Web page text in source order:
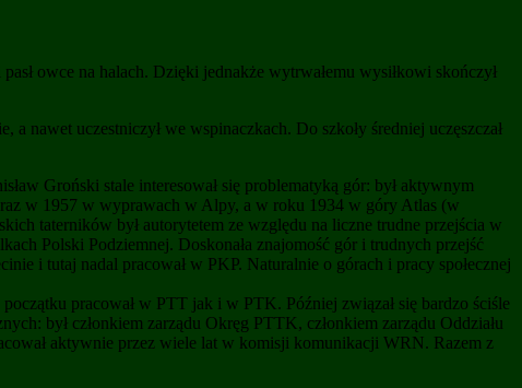
owce na halach. Dzięki jednakże wytrwałemu wysiłkowi skończył
nawet uczestniczył we wspinaczkach. Do szkoły średniej uczęszczał
Groński stale interesował się problematyką gór: był aktywnym
w 1957 w wyprawach w Alpy, a w roku 1934 w góry Atlas (w
taterników był autorytetem ze względu na liczne trudne przejścia w
Polski Podziemnej. Doskonała znajomość gór i trudnych przejść
i tutaj nadal pracował w PKP. Naturalnie o górach i pracy społecznej
pracował w PTT jak i w PTK. Później związał się bardzo ściśle
był członkiem zarządu Okręg PTTK, członkiem zarządu Oddziału
aktywnie przez wiele lat w komisji komunikacji WRN. Razem z